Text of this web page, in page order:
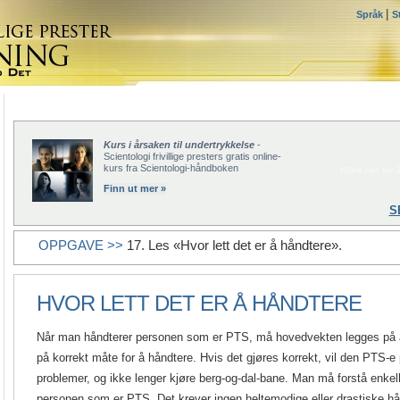
Språk
Kurs i årsaken til undertrykkelse -
Scientologi frivillige presters gratis online-
kurs fra Scientologi-håndboken
Finn ut mer »
OPPGAVE >> 17. Les «Hvor lett det er å håndtere».
HVOR LETT DET ER Å HÅNDTERE
Når man håndterer personen som er PTS, må hovedvekten legges
på korrekt måte for å håndtere. Hvis det gjøres korrekt, vil den PTS-
problemer, og ikke lenger kjøre berg-og-dal-bane. Man må forstå